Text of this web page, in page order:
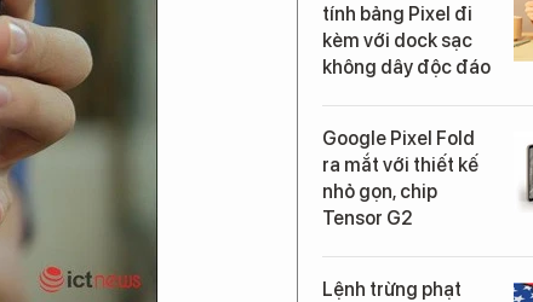
tính bảng Pixel đi
kèm với dock sạc
không dây độc đáo
Google Pixel Fold
ra mắt với thiết kế
nhỏ gọn, chip
Tensor G2
Lệnh trừng phạt